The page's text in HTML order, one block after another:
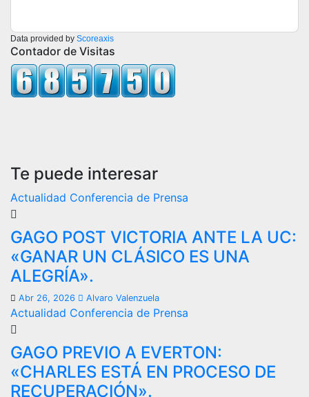
Data provided by Scoreaxis
Contador de Visitas
Te puede interesar
Actualidad Conferencia de Prensa
GAGO POST VICTORIA ANTE LA UC:
«GANAR UN CLÁSICO ES UNA
ALEGRÍA».
Abr 26, 2026 Alvaro Valenzuela
Actualidad Conferencia de Prensa
GAGO PREVIO A EVERTON:
«CHARLES ESTÁ EN PROCESO DE
RECUPERACIÓN».